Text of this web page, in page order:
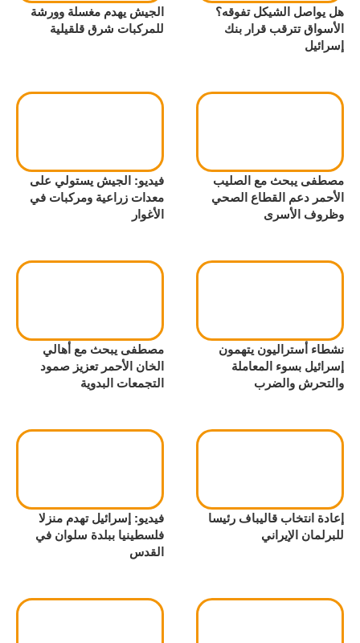
هل يواصل الشيكل تفوقه؟
الأسواق تترقب قرار بنك
إسرائيل
الجيش يهدم مغسلة وورشة
للمركبات شرق قلقيلية
مصطفى يبحث مع الصليب
الأحمر دعم القطاع الصحي
وظروف الأسرى
فيديو: الجيش يستولي على
معدات زراعية ومركبات في
الأغوار
نشطاء أستراليون يتهمون
إسرائيل بسوء المعاملة
والتحرش والضرب
مصطفى يبحث مع أهالي
الخان الأحمر تعزيز صمود
التجمعات البدوية
إعادة انتخاب قاليباف رئيسا
للبرلمان الإيراني
فيديو: إسرائيل تهدم منزلا
فلسطينيا ببلدة سلوان في
القدس